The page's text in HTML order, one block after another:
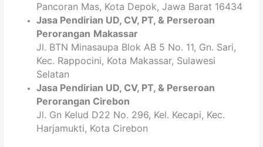
Pancoran Mas, Kota Depok, Jawa Barat 16434
Jasa Pendirian UD, CV, PT, & Perseroan
Perorangan Makassar
Jl. BTN Minasaupa Blok AB 5 No. 11, Gn. Sari,
Kec. Rappocini, Kota Makassar, Sulawesi
Selatan
Jasa Pendirian UD, CV, PT, & Perseroan
Perorangan Cirebon
Jl. Gn Kelud D22 No. 296, Kel. Kecapi, Kec.
Harjamukti, Kota Cirebon